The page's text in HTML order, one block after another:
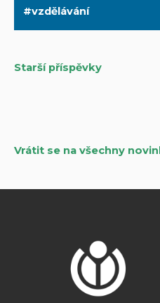
vzdělávání
Navigace
Starší příspěvky
Vrátit se na všechny